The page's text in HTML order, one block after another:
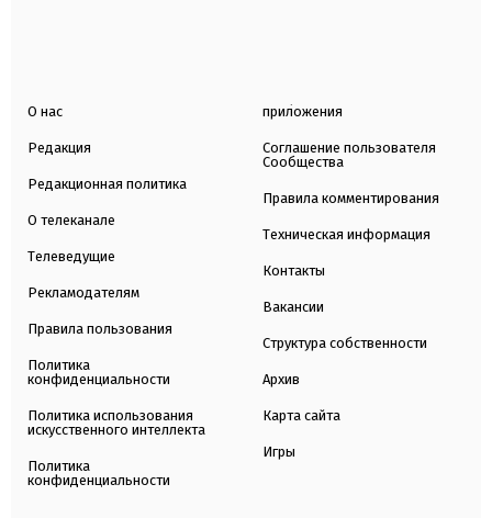
О нас
Редакция
Редакционная политика
О телеканале
Телеведущие
Рекламодателям
Правила пользования
Политика
конфиденциальности
Политика использования
искусственного интеллекта
Политика
конфиденциальности
приложения
Соглашение пользователя
Сообщества
Правила комментирования
Техническая информация
Контакты
Вакансии
Структура собственности
Архив
Карта сайта
Игры